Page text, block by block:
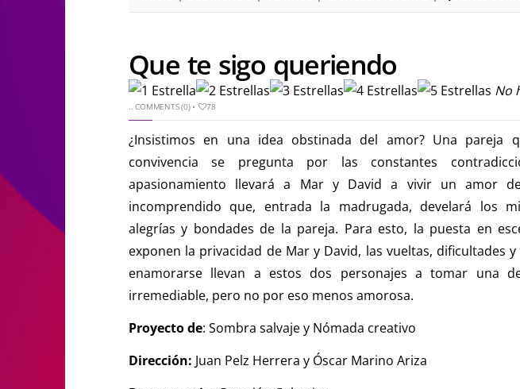
Que te sigo queriendo
No
..COMMENTS (0)• 78
¿Insistimos en una idea obstinada del amor? Una pareja
convivencia se pregunta por las constantes
apasionamiento llevará a Mar y David a vivir un amor
incomprendido que, entrada la madrugada, develará los
alegrías y bondades de la pareja. Para esto, la puesta en
exponen la privacidad de Mar y David, las vueltas, dificultades
enamorarse llevan a estos dos personajes a tomar una
irremediable, pero no por eso menos amorosa.
Proyecto de: Sombra salvaje y Nómada creativo
Dirección: Juan Pelz Herrera y Óscar Marino Ariza